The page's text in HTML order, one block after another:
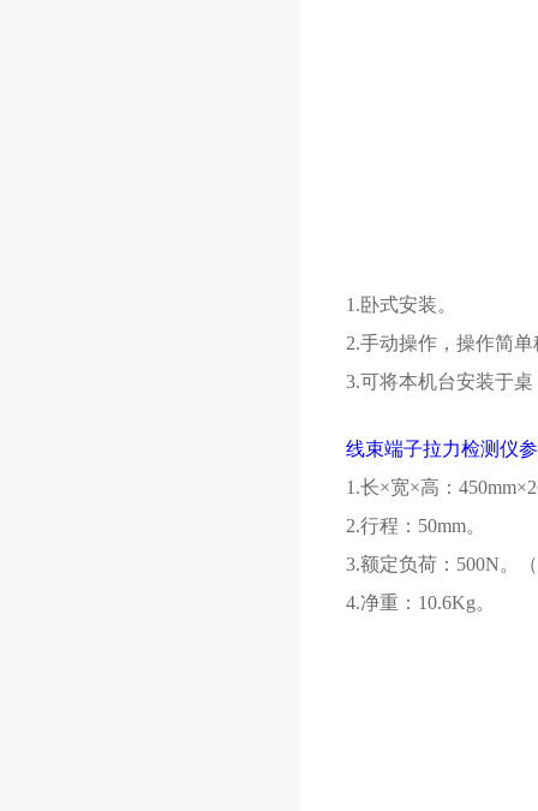
1.卧式安装。
2.手动操作，操作简
3.可将本机台安装于
线束端子拉力检测仪
1.长×宽×高：
2.行程：50mm。
3.额定负荷：500N。
4.净重：10.6Kg。